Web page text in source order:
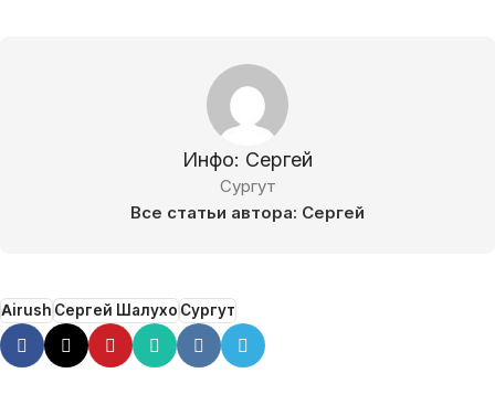
Инфо: Сергей
Сургут
Все статьи автора: Сергей
AirushСергей ШалухоСургут